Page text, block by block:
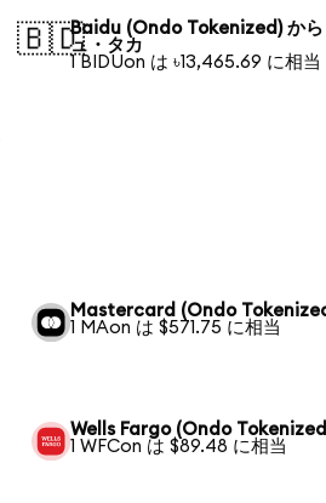
🇧🇩Baidu (Ondo Tokenized) から
ュ・タカ
1 BIDUon は ৳13,465.69 に相当
Mastercard (Ondo
1 MAon は $571.75 に相当
Wells Fargo (Ondo
1 WFCon は $89.48 に相当